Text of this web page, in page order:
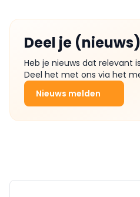
Deel je
Heb je nieuws dat relevant
Deel het met ons via het
Nieuws melden